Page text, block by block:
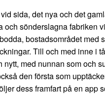
sida, det nya och det
och sönderslagna fabriken
bostadsområdet med
Till och med inne i
nytt, med nunnan som och
den första som
dess framfart på en app